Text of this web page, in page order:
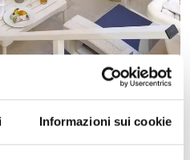
Informazioni sui cookie